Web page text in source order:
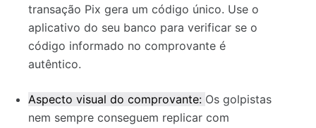
transação Pix gera um código único. Use o
aplicativo do seu banco para verificar se o
código informado no comprovante é
autêntico.
Aspecto visual do comprovante: Os golpistas
nem sempre conseguem replicar com